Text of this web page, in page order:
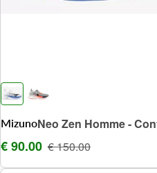
MizunoNeo Zen Homme -
€ 90.00 € 150.00